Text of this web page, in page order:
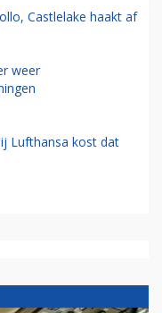
Castlelake haakt af
weer
Lufthansa kost dat